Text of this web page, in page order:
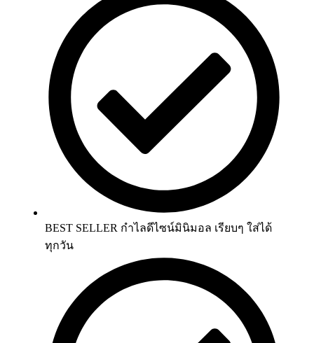
BEST SELLER กำไลดีไซน์มินิมอล เรียบๆ ใส่ได้
ทุกวัน